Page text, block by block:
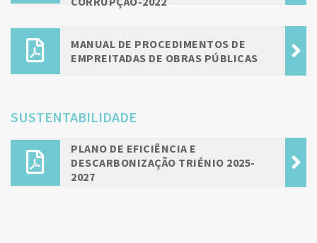
MANUAL DE PROCEDIMENTOS DE
EMPREITADAS DE OBRAS PÚBLICAS
SUSTENTABILIDADE
PLANO DE EFICIÊNCIA E
DESCARBONIZAÇÃO TRIÉNIO 2025-
2027